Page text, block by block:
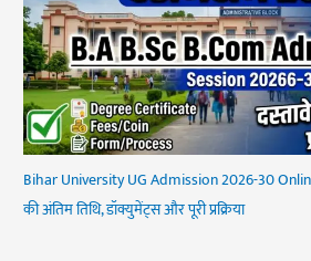
Bihar University UG Admission 2026-30
की अंतिम तिथि, डॉक्युमेंट्स और पूरी प्रक्रिया